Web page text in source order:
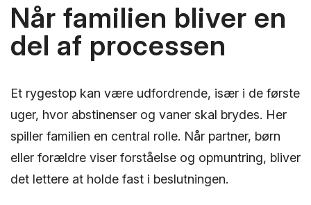
Når familien bliver en
del af processen
Et rygestop kan være udfordrende, især i de første
uger, hvor abstinenser og vaner skal brydes. Her
spiller familien en central rolle. Når partner, børn
eller forældre viser forståelse og opmuntring, bliver
det lettere at holde fast i beslutningen.